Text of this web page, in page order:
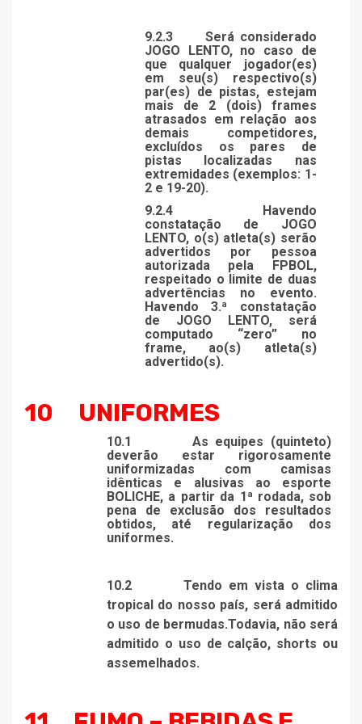
9.2.3
Será considerado
JOGO LENTO, no caso de
que qualquer jogador(es)
em seu(s) respectivo(s)
par(es) de pistas, estejam
mais de 2 (dois) frames
atrasados em relação aos
demais competidores,
excluídos os pares de
pistas localizadas nas
extremidades (exemplos: 1-
2 e 19-20).
9.2.4
Havendo
constatação de JOGO
LENTO, o(s) atleta(s) serão
advertidos por pessoa
autorizada pela FPBOL,
respeitado o limite de duas
advertências no evento.
Havendo 3.ª constatação
de JOGO LENTO, será
computado “zero” no
frame, ao(s) atleta(s)
advertido(s).
10 UNIFORMES
10.1
As equipes (quinteto)
deverão estar rigorosamente
uniformizadas com camisas
idênticas e alusivas ao esporte
BOLICHE, a partir da 1ª rodada, sob
pena de exclusão dos resultados
obtidos, até regularização dos
uniformes.
10.2
Tendo em vista o clima
tropical do nosso país, será admitido
o uso de bermudas.Todavia, não será
admitido o uso de calção, shorts ou
assemelhados.